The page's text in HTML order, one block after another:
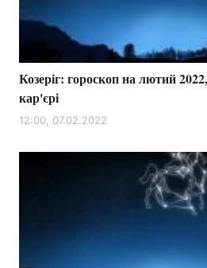
Козеріг: гороскоп на лютий
кар'єрі
12:00, 07.02.2022